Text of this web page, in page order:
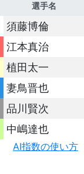
選手名
須藤博倫
江本真治
植田太一
妻鳥晋也
品川賢次
中嶋達也
AI指数の使い方